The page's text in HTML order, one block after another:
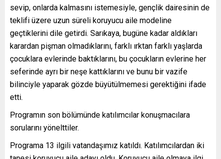
sevip, onlarda kalmasını istemesiyle, gençlik dairesinin de
teklifi üzere uzun süreli koruyucu aile modeline
geçtiklerini dile getirdi. Sarıkaya, bugüne kadar aldıkları
karardan pişman olmadıklarını, farklı ırktan farklı yaşlarda
çocuklara evlerinde baktıklarını, bu çocukların evlerine her
seferinde ayrı bir neşe kattıklarını ve bunu bir vazife
bilinciyle yaparak gözde büyütülmemesi gerektiğini ifade
etti.
Programın son bölümünde katılımcılar konuşmacılara
sorularını yönelttiler.
Programa 13 ilgili vatandaşımız katıldı. Katılımcılardan iki